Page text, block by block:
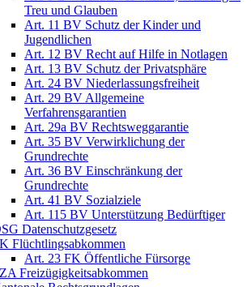
Treu und Glauben
Art. 11 BV Schutz der Kinder und
Jugendlichen
Art. 12 BV Recht auf Hilfe in Notlagen
Art. 13 BV Schutz der Privatsphäre
Art. 24 BV Niederlassungsfreiheit
Art. 29 BV Allgemeine
Verfahrensgarantien
Art. 29a BV Rechtsweggarantie
Art. 35 BV Verwirklichung der
Grundrechte
Art. 36 BV Einschränkung der
Grundrechte
Art. 41 BV Sozialziele
Art. 115 BV Unterstützung Bedürftiger
Datenschutzgesetz
Flüchtlingsabkommen
Art. 23 FK Öffentliche Fürsorge
Freizügigkeitsabkommen